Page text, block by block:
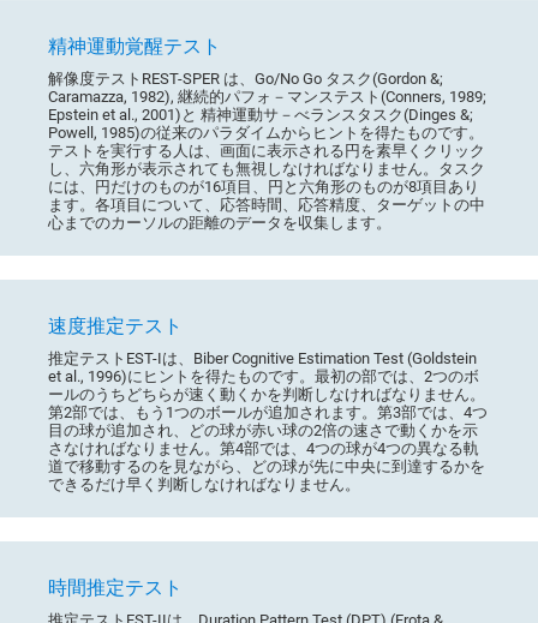
精神運動覚醒テスト
解像度テストREST-SPER は、Go/No Go タスク(Gordon &;
Caramazza, 1982), 継続的パフォ－マンステスト(Conners, 1989;
Epstein et al., 2001)と 精神運動サ－べランスタスク(Dinges &;
Powell, 1985)の従来のパラダイムからヒントを得たものです。
テストを実行する人は、画面に表示される円を素早くクリック
し、六角形が表示されても無視しなければなりません。タスク
には、円だけのものが16項目、円と六角形のものが8項目あり
ます。各項目について、応答時間、応答精度、ターゲットの中
心までのカーソルの距離のデータを収集します。
速度推定テスト
推定テストEST-Iは、Biber Cognitive Estimation Test (Goldstein
et al., 1996)にヒントを得たものです。最初の部では、2つのボ
ールのうちどちらが速く動くかを判断しなければなりません。
第2部では、もう1つのボールが追加されます。第3部では、4つ
目の球が追加され、どの球が赤い球の2倍の速さで動くかを示
さなければなりません。第4部では、4つの球が4つの異なる軌
道で移動するのを見ながら、どの球が先に中央に到達するかを
できるだけ早く判断しなければなりません。
時間推定テスト